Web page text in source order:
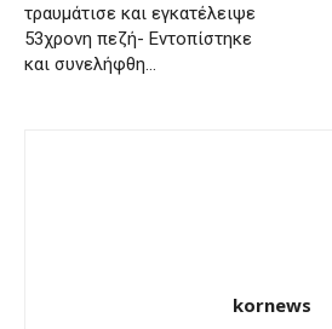
τραυμάτισε και εγκατέλειψε
53χρονη πεζή- Εντοπίστηκε
και συνελήφθη…
kornews